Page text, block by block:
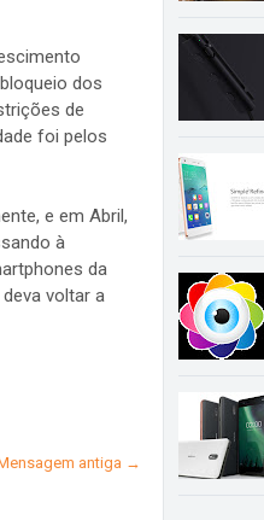
dos
de
foi pelos
e em Abril,
à
da
voltar a
antiga →